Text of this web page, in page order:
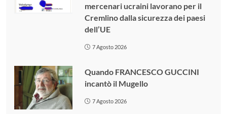
mercenari ucraini lavorano per il
Cremlino dalla sicurezza dei paesi
dell’UE
7 Agosto 2026
Quando FRANCESCO GUCCINI
incantò il Mugello
7 Agosto 2026